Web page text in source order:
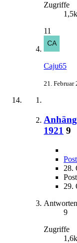
Zugriffe
1,5k
11
Caju65
21. Februar
1921 9
28.
29.
Antworten
9
Zugriffe
1,6k